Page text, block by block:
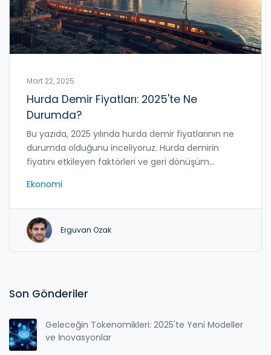
Mart 22, 2025
Hurda Demir Fiyatları: 2025'te Ne
Durumda?
Bu yazıda, 2025 yılında hurda demir fiyatlarının ne
durumda olduğunu inceliyoruz. Hurda demirin
fiyatını etkileyen faktörleri ve geri dönüşüm
hurda demirin nasıl satılacağına dair ipuçları
etkisini ve geleceğe dair tahminleri ele alıyoruz.
Hurda demir sektörüyle ilgilenenler için detaylı bir
rehber sunuyoruz.
Ekonomi
Erguvan Ozak
Son Gönderiler
Geleceğin Tokenomikleri: 2025'te Yeni Modeller
ve İnovasyonlar